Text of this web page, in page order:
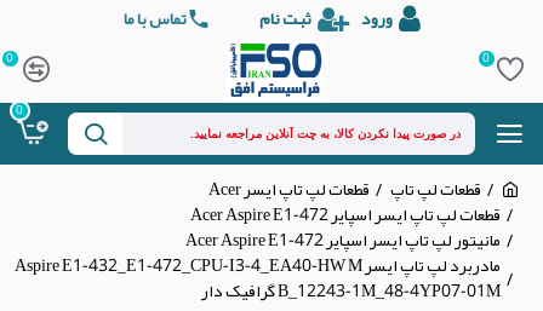
ورود ثبت نام تماس با ما
0
0
0
قطعات لپ تاپ قطعات لپ تاپ ایسر Acer
قطعات لپ تاپ ایسر اسپایر Acer Aspire E1-472
مانیتور لپ تاپ ایسر اسپایر Acer Aspire E1-472
مادربرد لپ تاپ ایسر Aspire E1-432_E1-472_CPU-I3-4_EA40-HW M
B_12243-1M_48-4YP07-01M گرافیک دار